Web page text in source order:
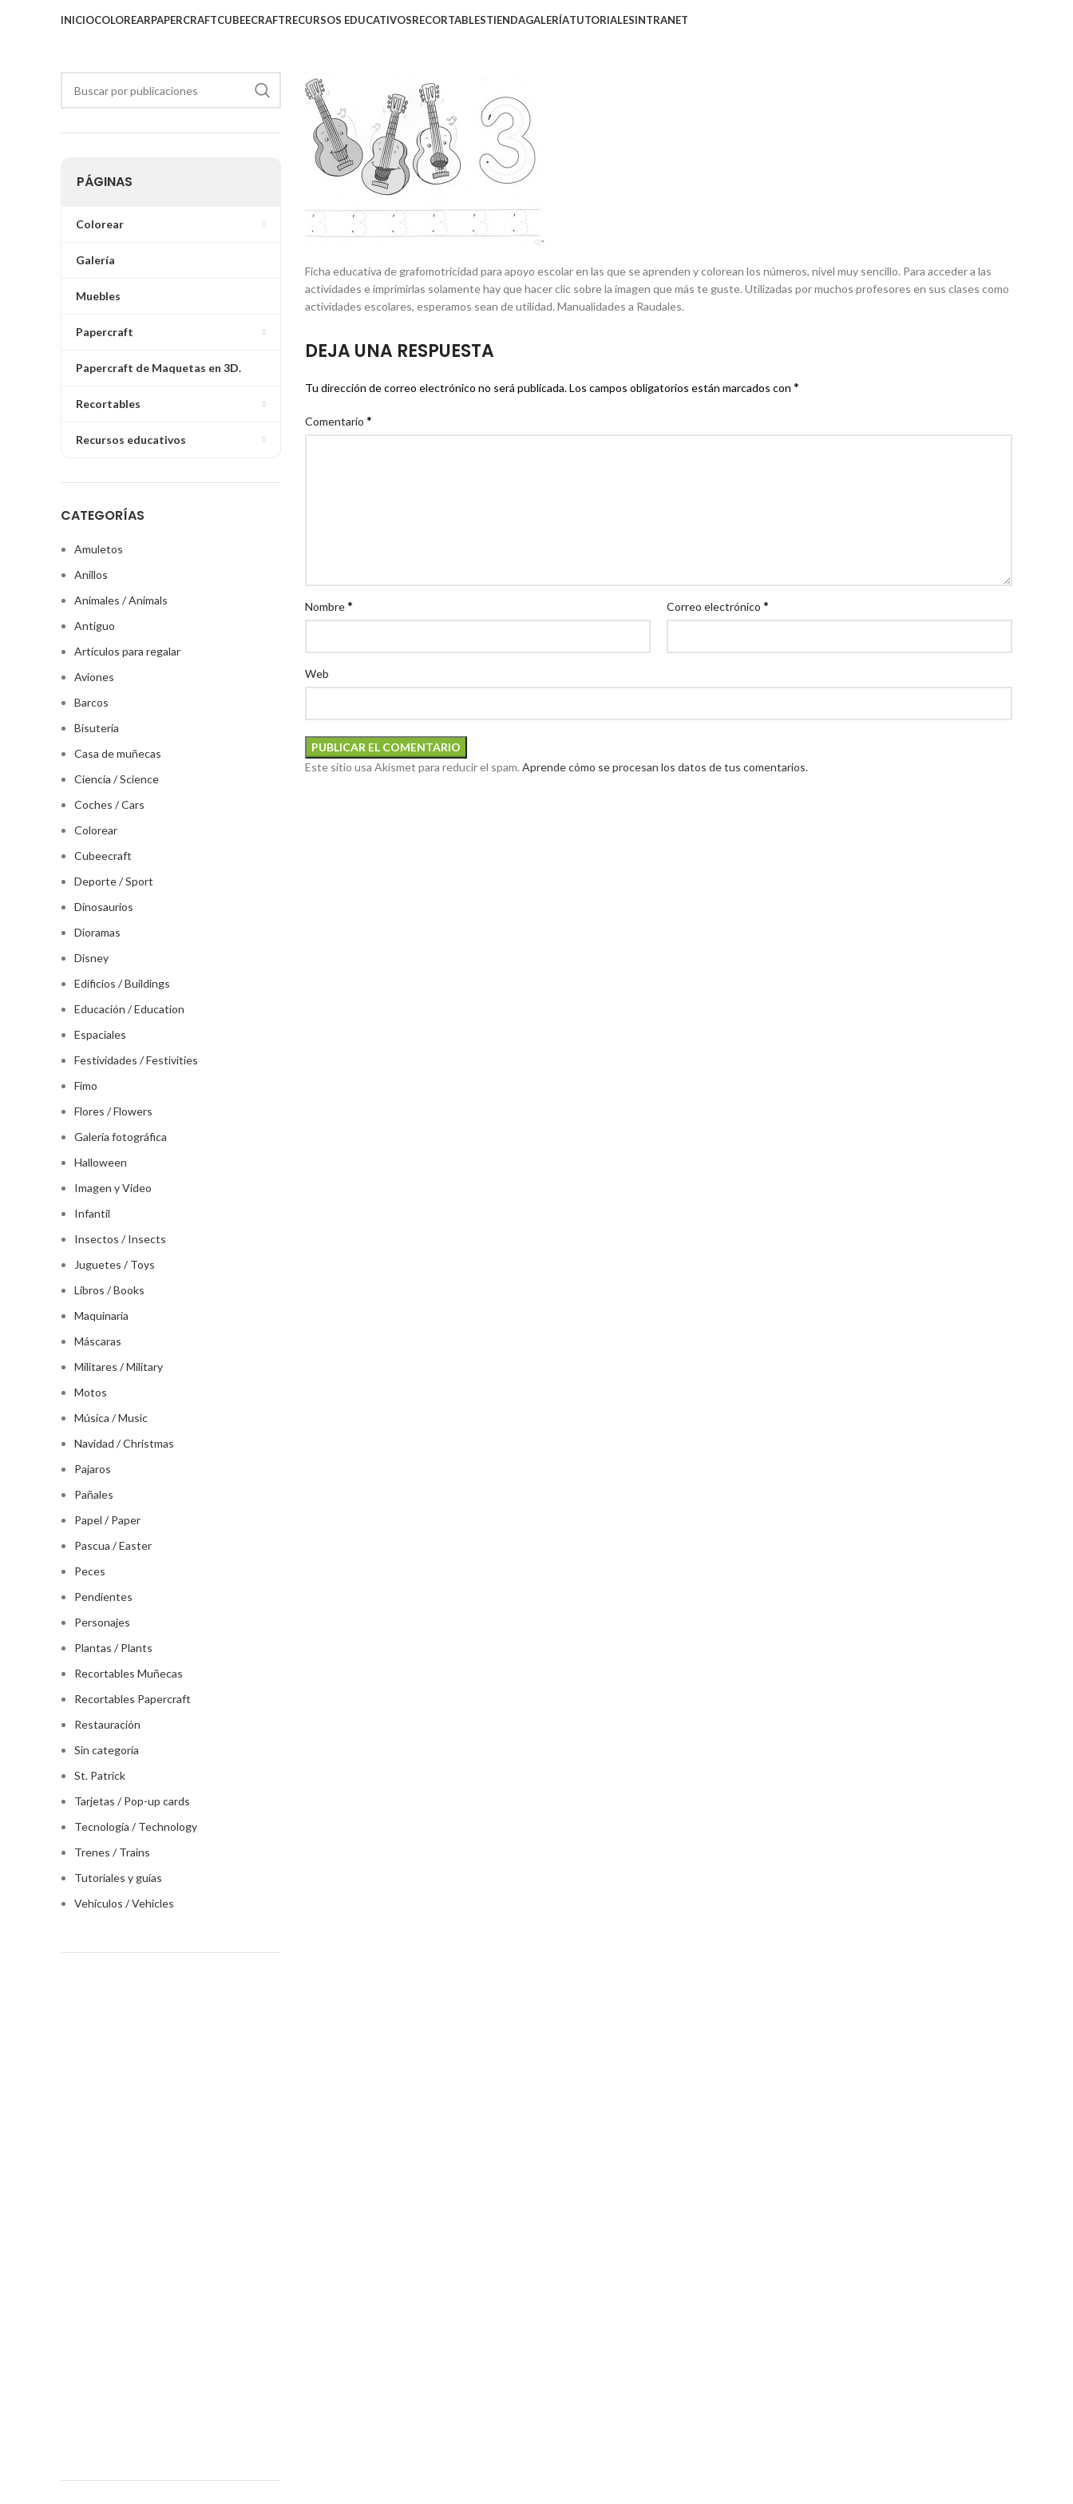
INICIOCOLOREARPAPERCRAFTCUBEECRAFTRECURSOS EDUCATIVOSRECORTABLESTIENDAGALERÍATUTORIALESINTRANET
Ficha educativa de grafomotricidad para apoyo escolar en las que se aprenden y colorean los números, nivel muy sencillo. Para acceder a las
actividades e imprimirlas solamente hay que hacer clic sobre la imagen que más te guste. Utilizadas por muchos profesores en sus clases como
actividades escolares, esperamos sean de utilidad. Manualidades a Raudales.
DEJA UNA RESPUESTA
Tu dirección de correo electrónico no será publicada. Los campos obligatorios están marcados con *
Comentario *
Nombre* Correo electrónico *
Web
Este sitio usa Akismet para reducir el spam. Aprende cómo se procesan los datos de tus comentarios.
PÁGINAS
Colorear
Galería
Muebles
Papercraft
Papercraft de Maquetas en 3D.
Recortables
Recursos educativos
CATEGORÍAS
Amuletos
Anillos
Animales / Animals
Antiguo
Artículos para regalar
Aviones
Barcos
Bisutería
Casa de muñecas
Ciencia / Science
Coches / Cars
Colorear
Cubeecraft
Deporte / Sport
Dinosaurios
Dioramas
Disney
Edificios / Buildings
Educación / Education
Espaciales
Festividades / Festivities
Fimo
Flores / Flowers
Galería fotográfica
Halloween
Imagen y Video
Infantil
Insectos / Insects
Juguetes / Toys
Libros / Books
Maquinaria
Máscaras
Militares / Military
Motos
Música / Music
Navidad / Christmas
Pajaros
Pañales
Papel / Paper
Pascua / Easter
Peces
Pendientes
Personajes
Plantas / Plants
Recortables Muñecas
Recortables Papercraft
Restauración
Sin categoría
St. Patrick
Tarjetas / Pop-up cards
Tecnología / Technology
Trenes / Trains
Tutoriales y guías
Vehículos / Vehicles